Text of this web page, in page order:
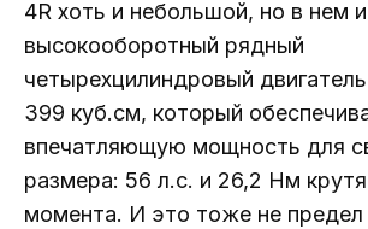
4R хоть и небольшой, но в нем
высокооборотный рядный
четырехцилиндровый
399 куб.см, который
впечатляющую мощность для
размера: 56 л.с. и 26,2 Нм
момента. И это тоже не